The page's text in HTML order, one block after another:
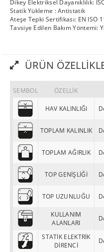
Dikey Elektriksel Dayanıklılık:
Statik Yükleme : Antistatik
Ateşe Tepki Sertifikası: EN ISO
Tavsiye Edilen Bakım Yöntemi:
ÜRÜN
SEMBOL ÖZELLİK
HAV KALINLIĞI
TOPLAM KALINLIK
TOPLAM AĞIRLIK
TOP GENİŞLİĞİ
TOP UZUNLUĞU
KULLANIM
ALANLARI
STATİK ELEKTRİK
DİRENCİ